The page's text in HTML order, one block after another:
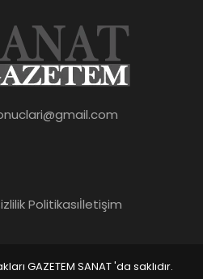
Politikasıİletişim
GAZETEM SANAT 'da saklıdır.